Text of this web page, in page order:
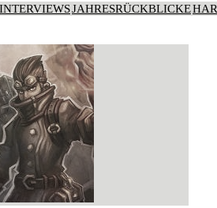
INTERVIEWSJAHRESRÜCKBLICKE